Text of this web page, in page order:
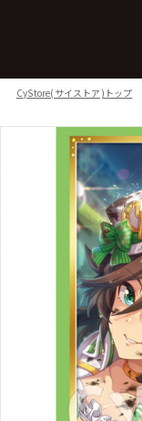
CyStore(サイストア)トップ